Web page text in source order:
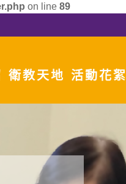
on line 89
衛教天地 活動花絮